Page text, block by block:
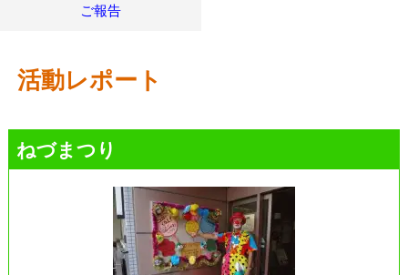
ご報告
活動レポート
ねづまつり